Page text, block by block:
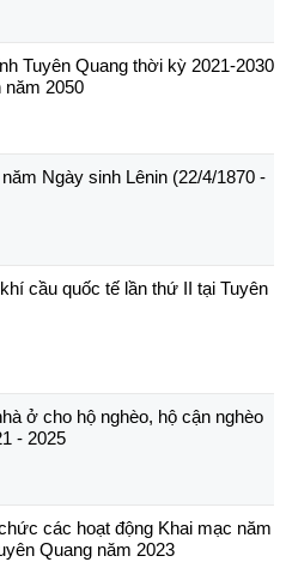
Tuyên Quang thời kỳ 2021-2030
năm 2050
Ngày sinh Lênin (22/4/1870 -
cầu quốc tế lần thứ II tại Tuyên
ở cho hộ nghèo, hộ cận nghèo
- 2025
các hoạt động Khai mạc năm
Quang năm 2023